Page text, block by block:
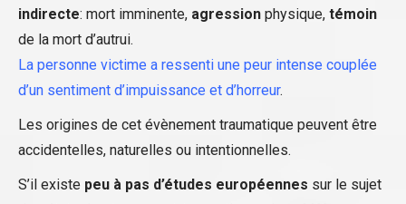
indirecte: mort imminente, agression physique, témoin
de la mort d’autrui.
La personne victime a ressenti une peur intense couplée
d’un sentiment d’impuissance et d’horreur.
Les origines de cet évènement traumatique peuvent être
accidentelles, naturelles ou intentionnelles.
S’il existe peu à pas d’études européennes sur le sujet